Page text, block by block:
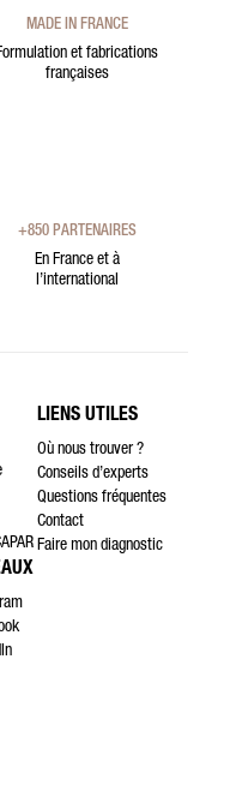
MADE IN FRANCE
et fabrications
françaises
+850 PARTENAIRES
En France et à
l’international
LIENS UTILES
Où nous trouver ?
Conseils d’experts
Questions fréquentes
Contact
Faire mon diagnostic